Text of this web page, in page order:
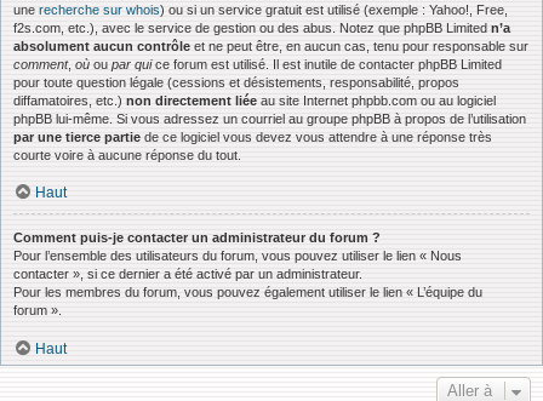
une recherche sur whois) ou si un service gratuit est utilisé (exemple : Yahoo!, Free,
f2s.com, etc.), avec le service de gestion ou des abus. Notez que phpBB Limited n’a
absolument aucun contrôle et ne peut être, en aucun cas, tenu pour responsable sur
comment, où ou par quice forum est utilisé. Il est inutile de contacter phpBB Limited
pour toute question légale (cessions et désistements, responsabilité, propos
diffamatoires, etc.) non directement liée au site Internet phpbb.com ou au logiciel
phpBB lui-même. Si vous adressez un courriel au groupe phpBB à propos de l’utilisation
par une tierce partie de ce logiciel vous devez vous attendre à une réponse très
courte voire à aucune réponse du tout.
Haut
Comment puis-je contacter un administrateur du forum ?
Pour l’ensemble des utilisateurs du forum, vous pouvez utiliser le lien « Nous
contacter », si ce dernier a été activé par un administrateur.
Pour les membres du forum, vous pouvez également utiliser le lien « L’équipe du
forum ».
Haut
Aller à